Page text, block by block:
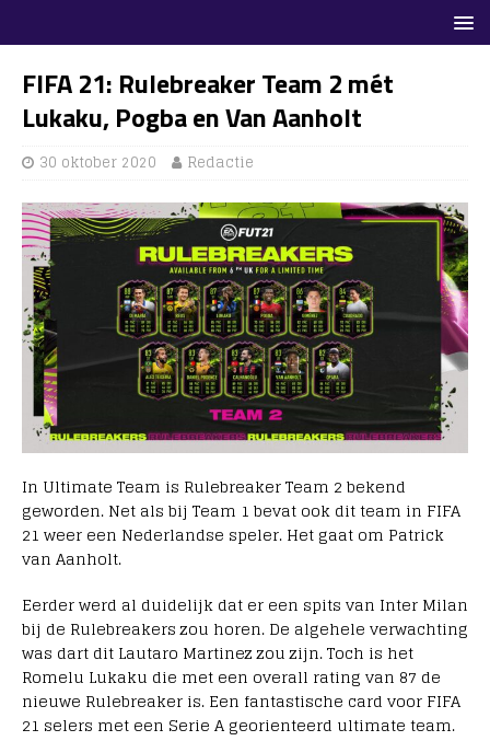
FIFA 21: Rulebreaker Team 2 mét
Lukaku, Pogba en Van Aanholt
30 oktober 2020 Redactie
In Ultimate Team is Rulebreaker Team 2 bekend
geworden. Net als bij Team 1 bevat ook dit team in FIFA
21 weer een Nederlandse speler. Het gaat om Patrick
van Aanholt.
Eerder werd al duidelijk dat er een spits van Inter Milan
bij de Rulebreakers zou horen. De algehele verwachting
was dart dit Lautaro Martinez zou zijn. Toch is het
Romelu Lukaku die met een overall rating van 87 de
nieuwe Rulebreaker is. Een fantastische card voor FIFA
21 selers met een Serie A georienteerd ultimate team.